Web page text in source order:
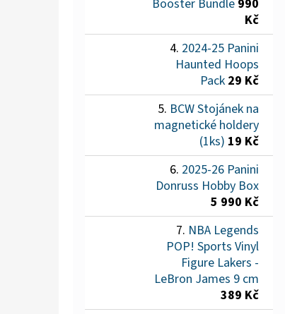
Booster Bundle 990
Kč
2024-25 Panini
Haunted Hoops
Pack 29 Kč
BCW Stojánek na
magnetické holdery
(1ks) 19 Kč
2025-26 Panini
Donruss Hobby Box
5 990 Kč
NBA Legends
POP! Sports Vinyl
Figure Lakers -
LeBron James 9 cm
389 Kč